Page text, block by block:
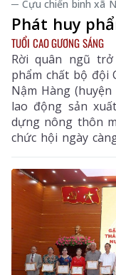
─ Cựu chiến binh xã
Phát huy
TUỔI CAO GƯƠNG SÁNG
Rời quân ngũ
phẩm chất bộ đội
Nậm Hàng
lao động sản
dựng nông thôn
chức hội ngày
quê hương văn